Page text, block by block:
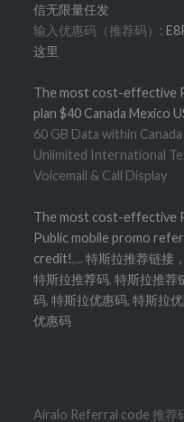
信无限量任发
输入优惠码（推荐码）:
这里
The most cost-effective
plan $40 Canada Mexico
60 GB Data within
Unlimited International
Voicemail & Call Display
The most cost-effective
Public mobile promo
credit!,...特斯拉推荐链接
特斯拉推荐码,特斯拉推荐
码,特斯拉优惠码,特斯拉
优惠码
Airalo Referral code 推荐